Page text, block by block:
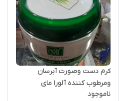
کرم دست وصورت آبرسان
ومرطوب کننده آلورا مای
ناموجود